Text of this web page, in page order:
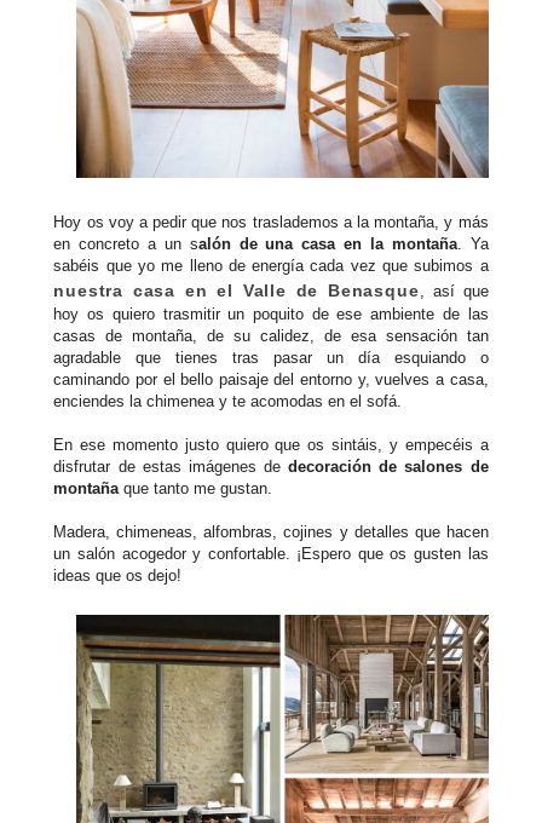
Hoy os voy a pedir que nos traslademos a la montaña, y más
en concreto a un salón de una casa en la montaña. Ya
sabéis que yo me lleno de energía cada vez que subimos a
nuestra casa en el Valle de Benasque, así que
hoy os quiero trasmitir un poquito de ese ambiente de las
casas de montaña, de su calidez, de esa sensación tan
agradable que tienes tras pasar un día esquiando o
caminando por el bello paisaje del entorno y, vuelves a casa,
enciendes la chimenea y te acomodas en el sofá.
En ese momento justo quiero que os sintáis, y empecéis a
disfrutar de estas imágenes dedecoración de salones de
montañaque tanto me gustan.
Madera, chimeneas, alfombras, cojines y detalles que hacen
un salón acogedor y confortable. ¡Espero que os gusten las
ideas que os dejo!